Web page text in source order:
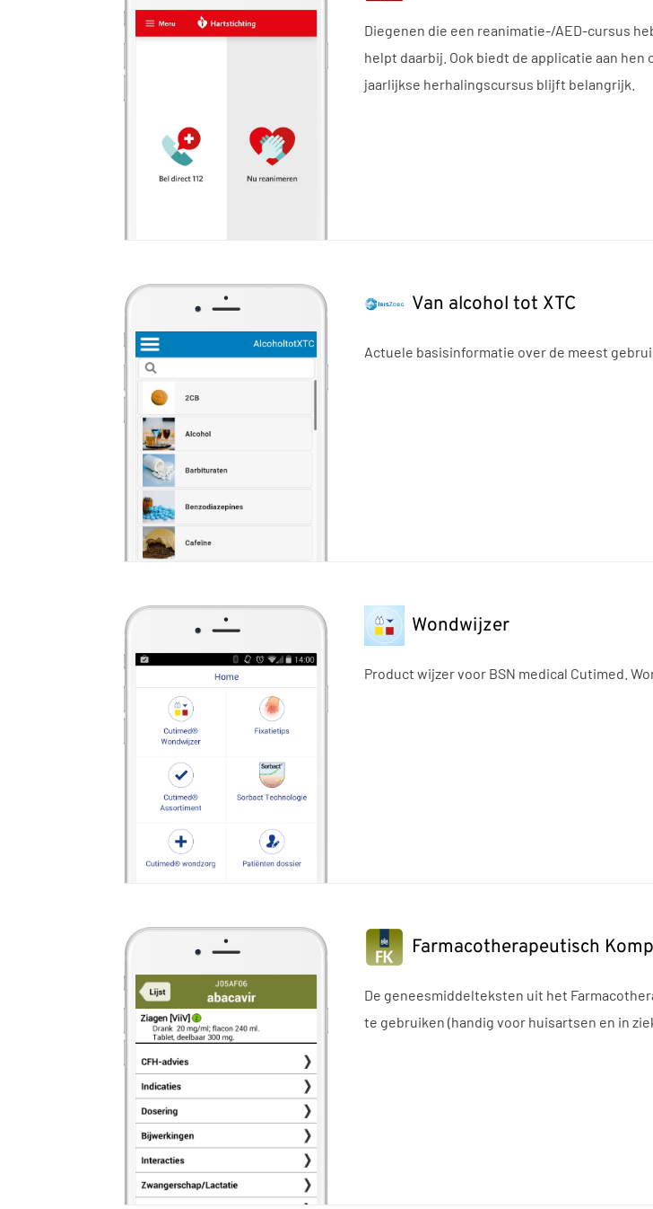
Diegenen die een reanimatie-/AED-cursus
helpt daarbij. Ook biedt de applicatie aan
jaarlijkse herhalingscursus blijft belangrijk.
Van alcohol tot XTC
Actuele basisinformatie over de meest
Wondwijzer
Product wijzer voor BSN medical Cutimed.
Farmacotherapeutisch
De geneesmiddelteksten uit het
te gebruiken (handig voor huisartsen en in